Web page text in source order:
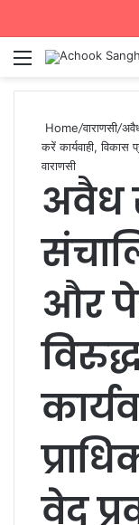
Menu
Home/वाराणसी/
करें कार्यवाही, विकास
वाराणसी
अवैध
और
वेद